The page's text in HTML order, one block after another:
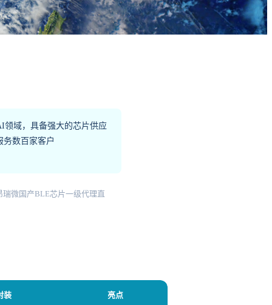
域，具备强大的芯片供应
务数百家客户
瑞微国产BLE芯片一级代理直
装 亮点